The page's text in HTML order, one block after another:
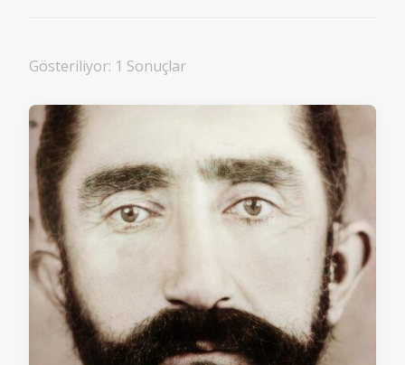
Gösteriliyor: 1 Sonuçlar